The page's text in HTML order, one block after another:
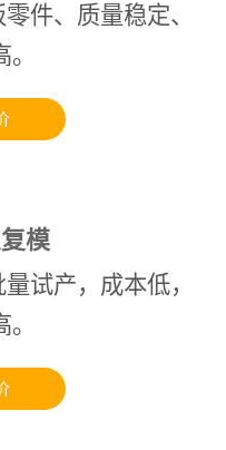
件、质量稳定、
模
试产，成本低，